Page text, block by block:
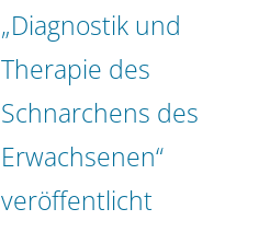
„Diagnostik und
Therapie des
Schnarchens des
Erwachsenen“
veröffentlicht